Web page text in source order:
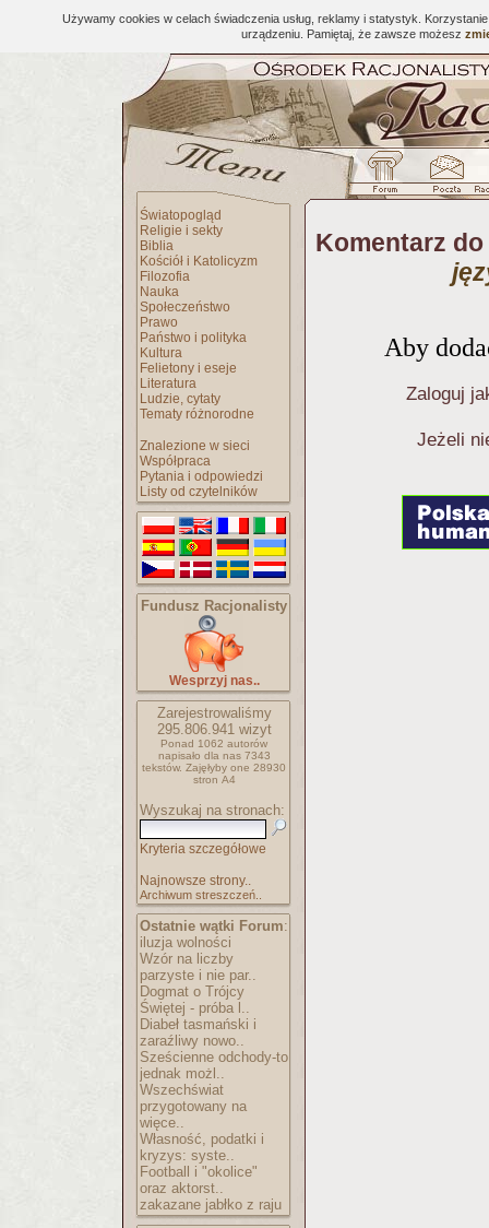
Używamy cookies w celach świadczenia usług, reklamy i statystyk.
urządzeniu. Pamiętaj, że zawsze możesz
Światopogląd
Religie i sekty
Biblia
Kościół i Katolicyzm
Filozofia
Nauka
Społeczeństwo
Prawo
Państwo i polityka
Kultura
Felietony i eseje
Literatura
Ludzie, cytaty
Tematy różnorodne
Znalezione w sieci
Współpraca
Pytania i odpowiedzi
Listy od czytelników
Fundusz Racjonalisty
Wesprzyj nas..
Zarejestrowaliśmy
295.806.941wizyt
Ponad 1062 autorów
napisało dla nas 7343
tekstów. Zajęłyby one 28930
stron A4
Wyszukaj na stronach:
Kryteria szczegółowe
Najnowsze strony..
Archiwum streszczeń..
Ostatnie wątki Forum:
iluzja wolności
Wzór na liczby
parzyste i nie par..
Dogmat o Trójcy
Świętej - próba l..
Diabeł tasmański i
zaraźliwy nowo..
Sześcienne odchody-to
jednak możl..
Wszechświat
przygotowany na
więce..
Własność, podatki i
kryzys: syste..
Football i "okolice"
oraz aktorst..
zakazane jabłko z raju
Komentarz
Aby
Zaloguj
Jeżeli